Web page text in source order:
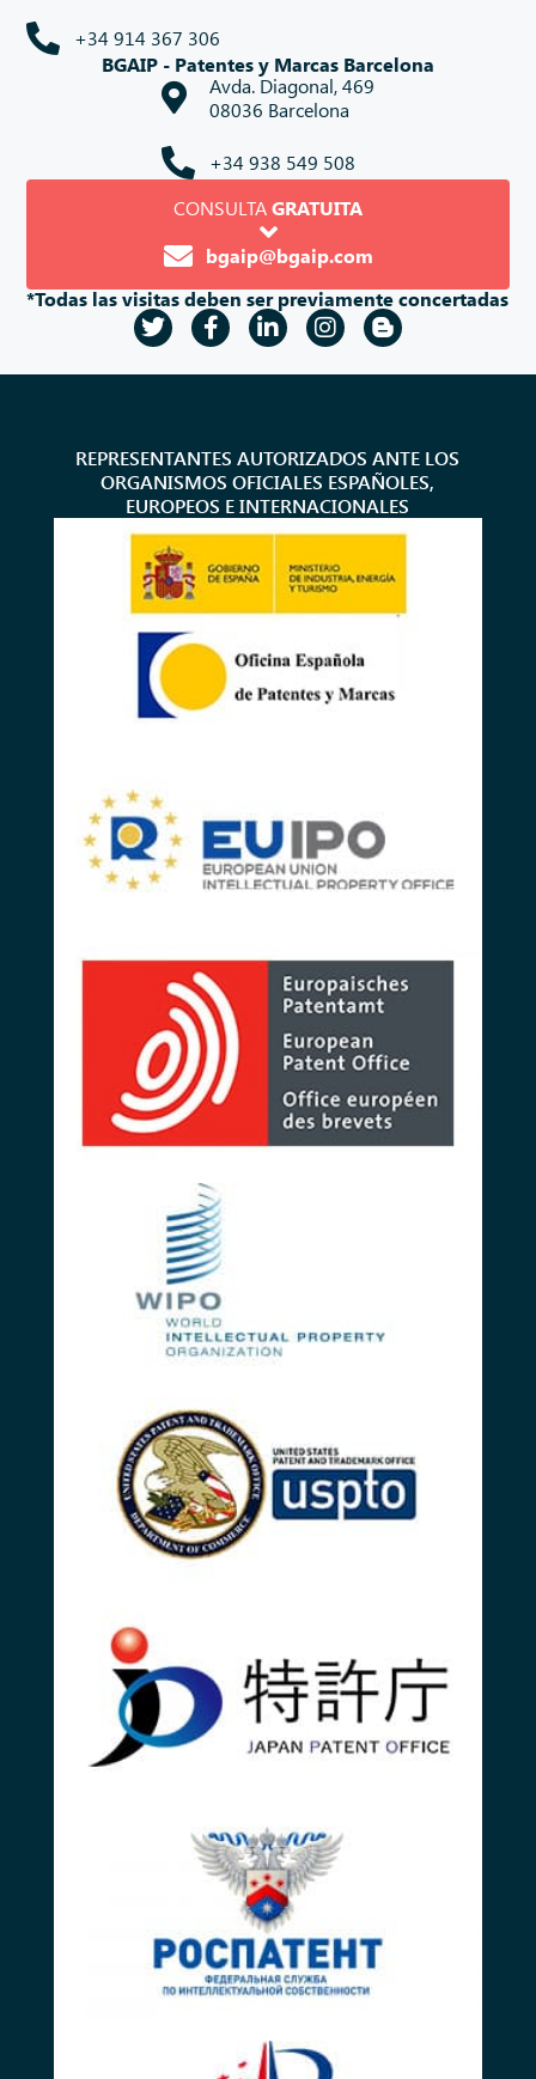
CONSULTAGRATUITA
bgaip@bgaip.com
+34 914 367 306
BGAIP - Patentes y Marcas Barcelona
Avda. Diagonal, 469
08036 Barcelona
+34 938 549 508
*Todas las visitas deben ser previamente concertadas
REPRESENTANTES AUTORIZADOS ANTE LOS
ORGANISMOS OFICIALES ESPAÑOLES,
EUROPEOS E INTERNACIONALES